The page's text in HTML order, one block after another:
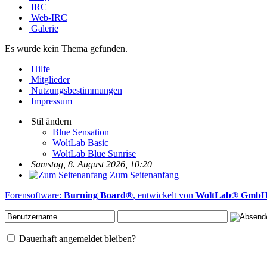
IRC
Web-IRC
Galerie
Es wurde kein Thema gefunden.
Hilfe
Mitglieder
Nutzungsbestimmungen
Impressum
Stil ändern
Blue Sensation
WoltLab Basic
WoltLab Blue Sunrise
Samstag, 8. August 2026, 10:20
Zum Seitenanfang
Forensoftware: Burning Board®, entwickelt von WoltLab®
Dauerhaft angemeldet bleiben?